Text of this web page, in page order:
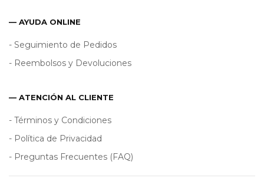
— AYUDA ONLINE
- Seguimiento de Pedidos
- Reembolsos y Devoluciones
— ATENCIÓN AL CLIENTE
- Términos y Condiciones
- Política de Privacidad
- Preguntas Frecuentes (FAQ)